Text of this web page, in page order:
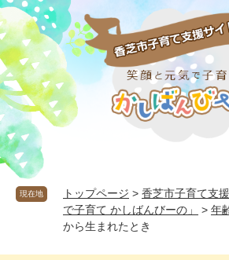
ペ
ー
ジ
の
先
頭
で
す
。
メ
ニ
ュ
ー
を
飛
ば
し
て
本
文
現在地 トップページ > 香芝市子育て支
で子育て かしばんびーの」
> 年
から生まれたとき